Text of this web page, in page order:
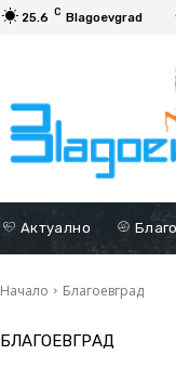
25.6 C Blagoevgrad
Актуално
Начало Благоевград
БЛАГОЕВГРАД